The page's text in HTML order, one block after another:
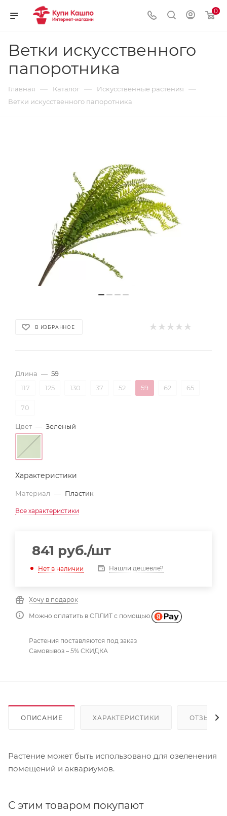
0
Ветки искусственного
папоротника
Главная — Каталог — Искусственные растения —
Ветки искусственного папоротника
В ИЗБРАННОЕ
Длина — 59
117
125 130 37 52 59 62 65
70
Цвет — Зеленый
Характеристики
Материал — Пластик
Все характеристики
841 руб./шт
Нет в наличии Нашли дешевле?
Хочу в подарок
Можно оплатить в СПЛИТ с помощью
Растения поставляются под заказ
Самовывоз – 5% СКИДКА
ОПИСАНИЕ ХАРАКТЕРИСТИКИ ОТЗЫВЫ
Растение может быть использовано для озеленения
помещений и аквариумов.
С этим товаром покупают